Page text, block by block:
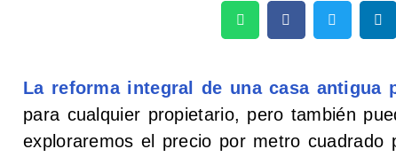
La reforma integral de una casa antigua
para cualquier propietario, pero también
exploraremos el precio por metro